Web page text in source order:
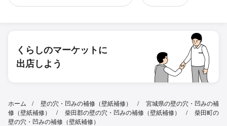
くらしのマーケットに
出店しよう
ホーム 壁の穴・凹みの補修（壁紙補修）
宮城県の壁の穴・凹みの補
修（壁紙補修）
柴田郡の壁の穴・凹みの補修（壁紙補修）
柴田町の
壁の穴・凹みの補修（壁紙補修）